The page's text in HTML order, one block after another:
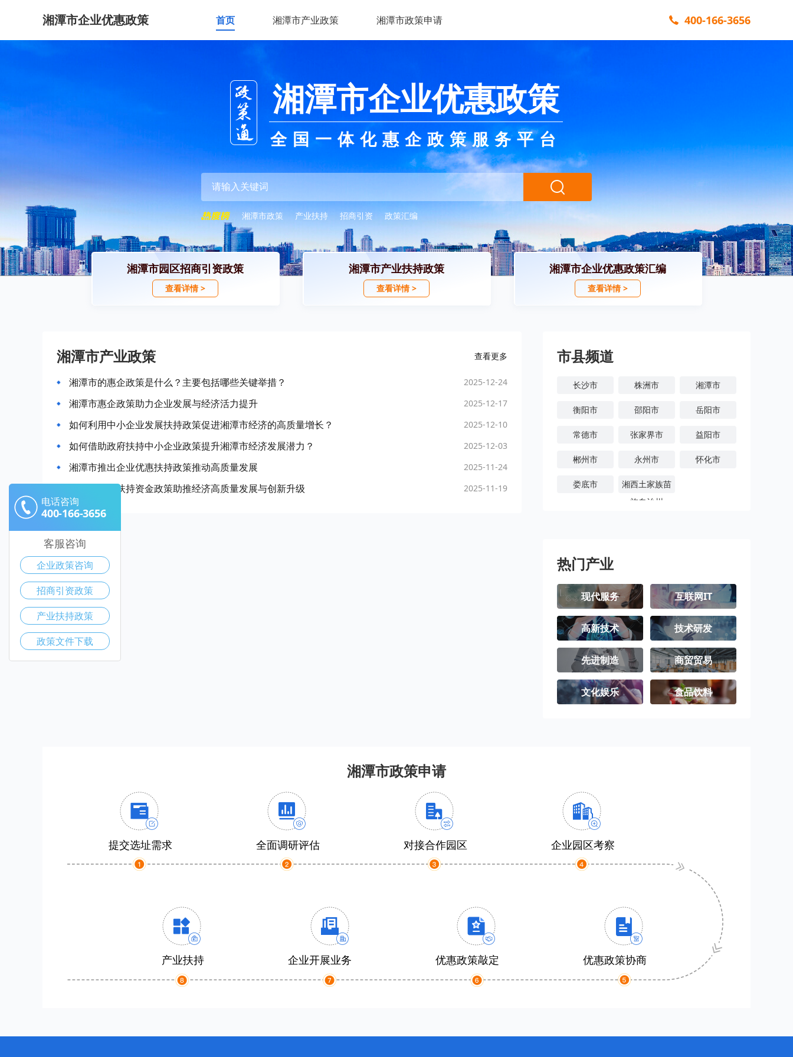
湘潭市企业优惠政策 首页 湘潭市产业政策 湘潭市政策申请 400-166-3656
湘潭市企业优惠政策
全国一体化惠企政策服务平台
湘潭市政策 产业扶持 招商引资 政策汇编
湘潭市园区招商引资政策
查看详情 >
湘潭市产业扶持政策
查看详情 >
湘潭市企业优惠政策汇编
查看详情 >
湘潭市产业政策 查看更多
湘潭市的惠企政策是什么？主要包括哪些关键举措？ 2025-12-24
湘潭市惠企政策助力企业发展与经济活力提升 2025-12-17
如何利用中小企业发展扶持政策促进湘潭市经济的高质量增长？ 2025-12-10
如何借助政府扶持中小企业政策提升湘潭市经济发展潜力？ 2025-12-03
湘潭市推出企业优惠扶持政策推动高质量发展 2025-11-24
湘潭市企业扶持资金政策助推经济高质量发展与创新升级 2025-11-19
市县频道
长沙市 株洲市 湘潭市
衡阳市 邵阳市 岳阳市
常德市 张家界市 益阳市
郴州市 永州市 怀化市
娄底市
湘西土家族苗
族自治州
热门产业
现代服务 互联网IT
高新技术 技术研发
先进制造 商贸贸易
文化娱乐 食品饮料
湘潭市政策申请
提交选址需求 全面调研评估 对接合作园区 企业园区考察
产业扶持 企业开展业务 优惠政策敲定 优惠政策协商
电话咨询
400-166-3656
客服咨询
企业政策咨询
招商引资政策
产业扶持政策
政策文件下载